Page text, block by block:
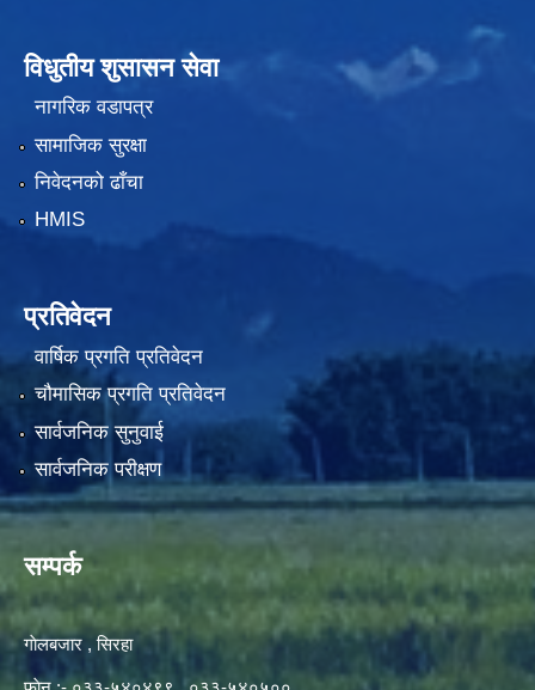
विधुतीय शुसासन सेवा
नागरिक वडापत्र
सामाजिक सुरक्षा
निवेदनको ढाँचा
HMIS
प्रतिवेदन
वार्षिक प्रगति प्रतिवेदन
चौमासिक प्रगति प्रतिवेदन
सार्वजनिक सुनुवाई
सार्वजनिक परीक्षण
सम्पर्क
गाेलबजार , सिरहा